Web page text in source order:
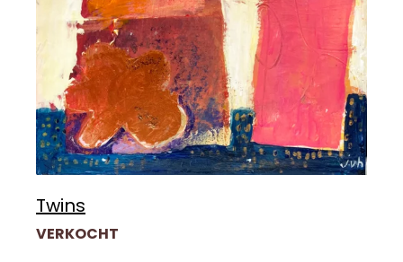
Twins
VERKOCHT